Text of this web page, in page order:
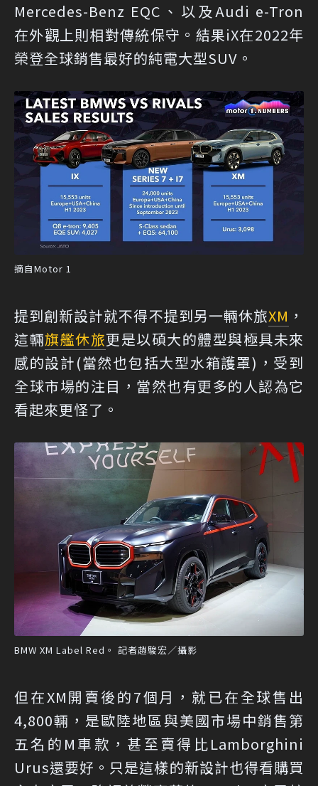
Mercedes-Benz EQC、以及Audi e-Tron
在外觀上則相對傳統保守。結果iX在2022年
榮登全球銷售最好的純電大型SUV。
摘自Motor 1
提到創新設計就不得不提到另一輛休旅XM ，
這輛旗艦休旅更是以碩大的體型與極具未來
感的設計(當然也包括大型水箱護罩)，受到
全球市場的注目，當然也有更多的人認為它
看起來更怪了。
BMW XM Label Red。 記者趙駿宏／攝影
但在XM開賣後的7個月，就已在全球售出
4,800輛，是歐陸地區與美國市場中銷售第
五名的M車款，甚至賣得比Lamborghini
Urus還要好。只是這樣的新設計也得看購買